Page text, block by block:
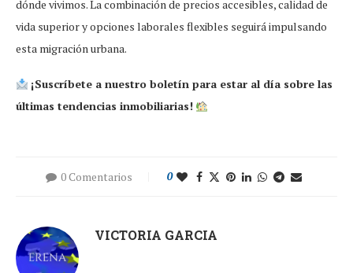
dónde vivimos. La combinación de precios accesibles, calidad de
vida superior y opciones laborales flexibles seguirá impulsando
esta migración urbana.
¡Suscríbete a nuestro boletín para estar al día sobre las
últimas tendencias inmobiliarias!
0 Comentarios 0
VICTORIA GARCIA